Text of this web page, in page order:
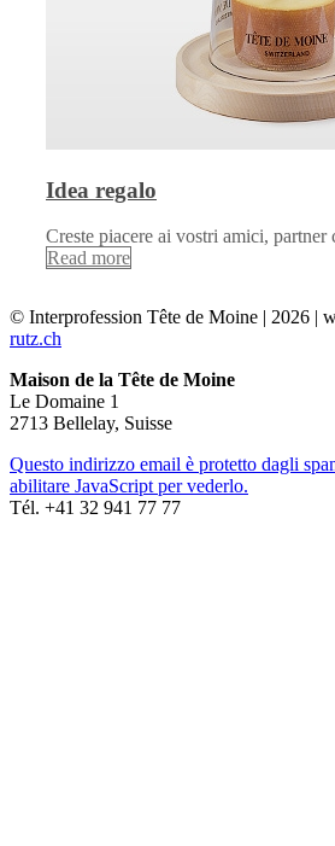
Idea regalo
Creste piacere ai vostri amici,
Read more
© Interprofession Tête de Moine | 2026 |
rutz.ch
Maison de la Tête de Moine
Le Domaine 1
2713 Bellelay, Suisse
Questo indirizzo email è protetto dagli
abilitare JavaScript per vederlo.
Tél. +41 32 941 77 77